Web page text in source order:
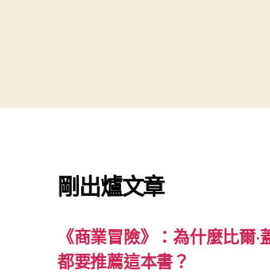
剛出爐文章
《商業冒險》：為什麼比爾
都要推薦這本書？